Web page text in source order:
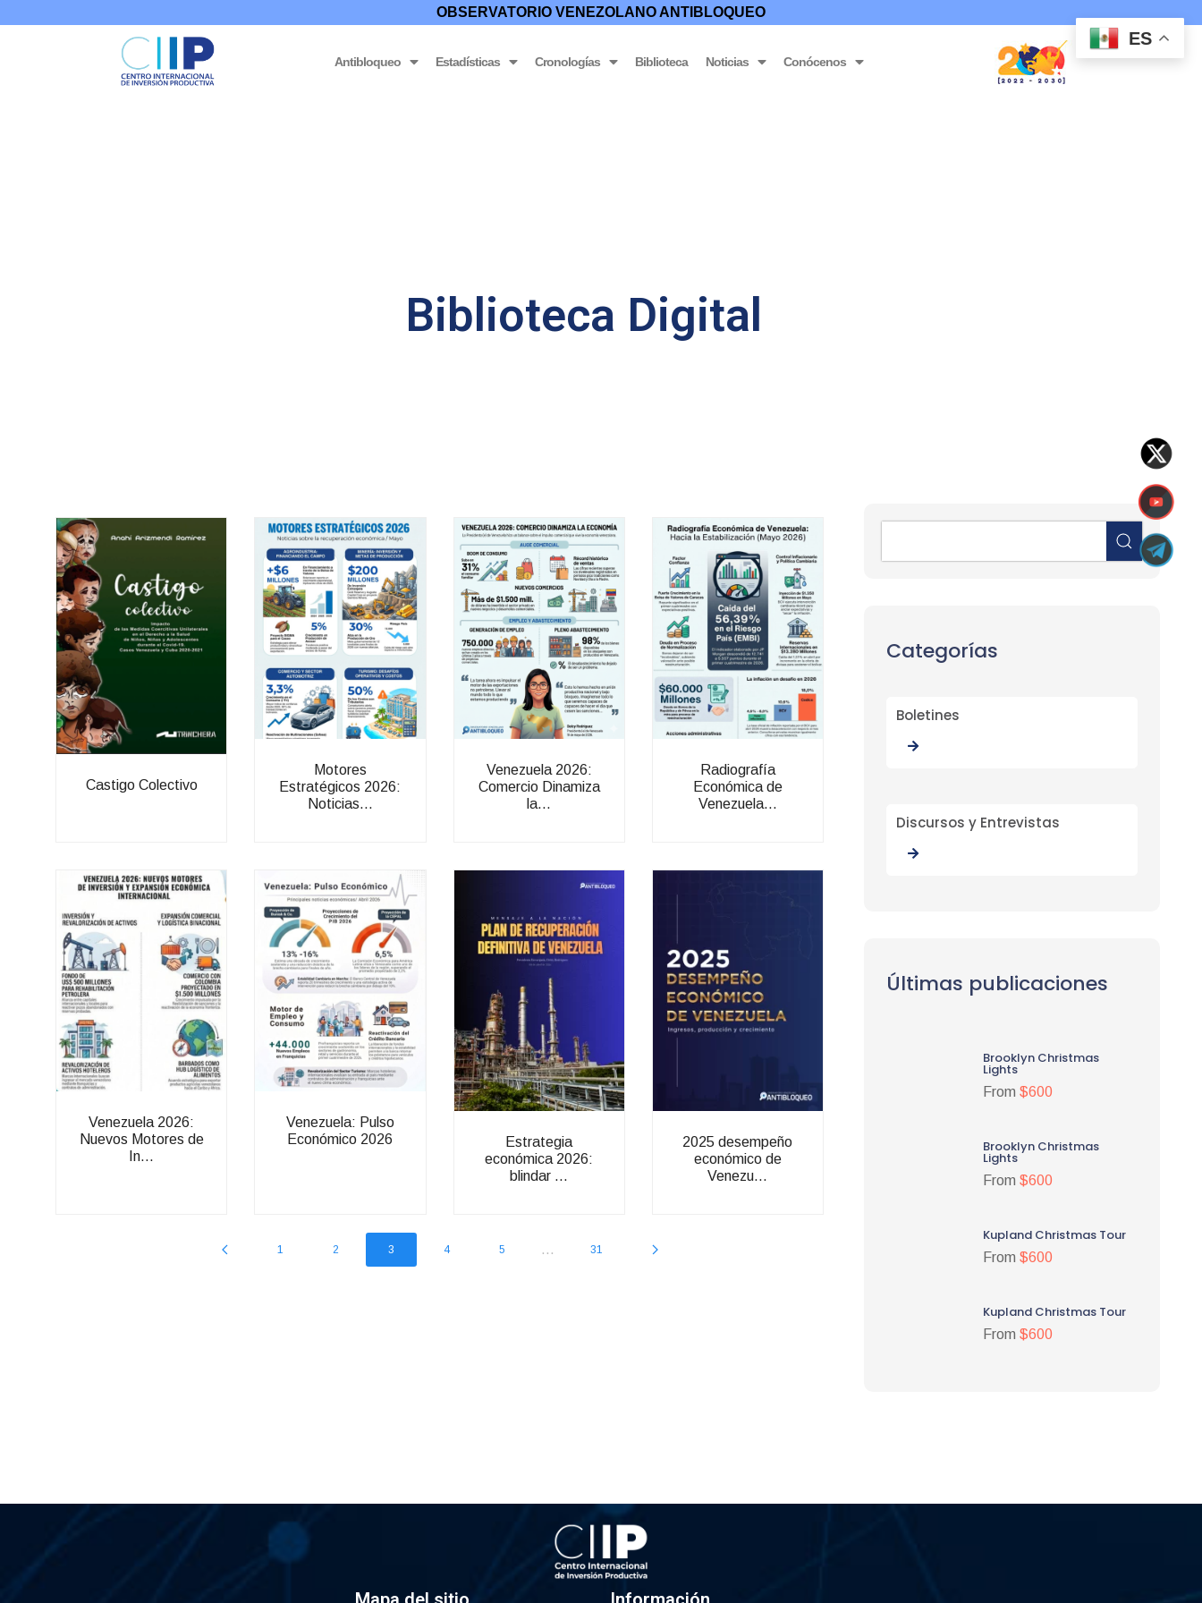
OBSERVATORIO VENEZOLANO ANTIBLOQUEO
Antibloqueo Estadísticas Cronologías Biblioteca Noticias Conócenos
Biblioteca Digital
Castigo Colectivo
Motores
Estratégicos 2026:
Noticias...
Venezuela 2026:
Comercio Dinamiza
la...
Radiografía
Económica de
Venezuela...
Venezuela 2026:
Nuevos Motores de
In...
Venezuela: Pulso
Económico 2026
Estrategia
económica 2026:
blindar ...
2025 desempeño
económico de
Venezu...
1 2 3 4 5 ... 31
Categorías
Boletines
Discursos y Entrevistas
Últimas publicaciones
Brooklyn Christmas
Lights
From$600
Brooklyn Christmas
Lights
From$600
Kupland Christmas Tour
From$600
Kupland Christmas Tour
From$600
ES